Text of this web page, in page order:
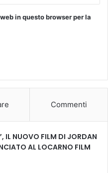
in questo browser per la
Commenti
IL NUOVO FILM DI JORDAN
AL LOCARNO FILM